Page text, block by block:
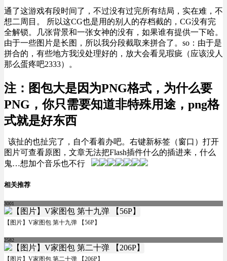
通了这游戏有段时间了，不过没有过完所有结局，实在难，不
想二周目。 所以这CG也是用的别人的存档截的，CG没有完
全解锁。几张背景和一张女神的没有，如果谁有提供一下哈。
由于一些图片是长图，所以我分段截取来拼合了。so：由于是
拼合的，有些地方我没处理好的，放大会看见瑕疵（应该没人
那么蛋疼吧2333）。
注：图包大是因为PNG格式，为什么要
PNG，你只需要知道非特殊用途，png格
式就是好东西
该扯的也扯完了，自个看着办吧。右键新标签（窗口）打开
图片可查看原图，文章无法把Flash插件什么的插进来，什么
鬼…想加个音乐也不行
相关推荐
3001
【图片】V家图包 第十九弹 【56P】
2582
【图片】V家图包 第二十弹 【206P】